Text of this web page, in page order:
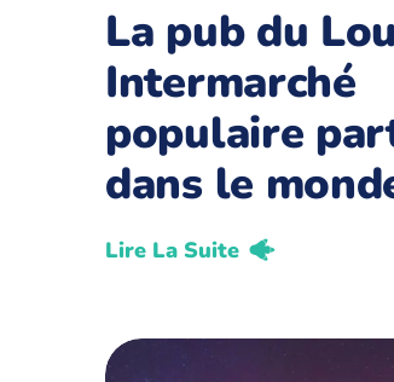
La pub du
Intermarché
populaire
dans le
Lire La Suite